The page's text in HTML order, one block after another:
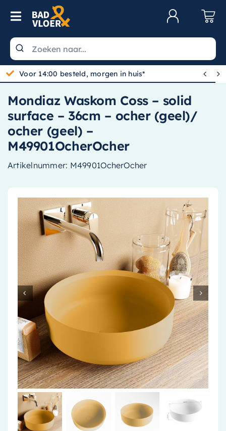
Skip to content
Toggle Navigation
Wastafels
Toiletten
Spiegels
Kranen
Douche
Badkamermeubels
Radiatoren
Accessoires
Installatiemateriaal
Klimaatbeheersing
PVC
Tegels
Gratis bezorgd vanaf 100,-
 
Mondiaz Waskom Coss – solid
surface – 36cm – ocher (geel)/
ocher (geel) –
M49901OcherOcher
Artikelnummer: M49901OcherOcher